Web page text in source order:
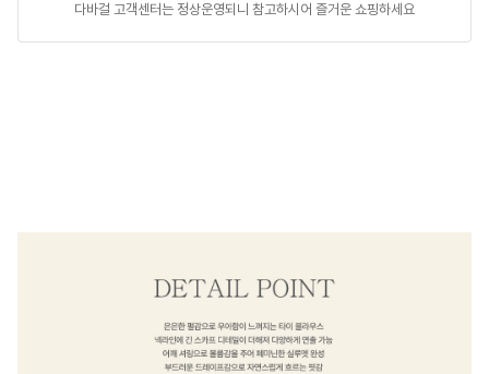
다바걸 고객센터는 정상운영되니 참고하시어 즐거운 쇼핑하세요